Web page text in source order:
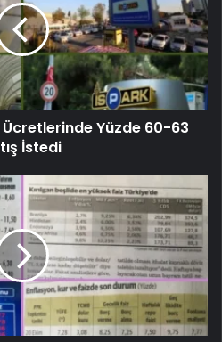
Ücretlerinde Yüzde 60-63
İstedi